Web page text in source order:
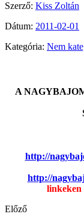
Szerző: Kiss Zoltán
Dátum: 2011-02-01
Kategória: Nem
A
http://
http://
linkeken
Előző